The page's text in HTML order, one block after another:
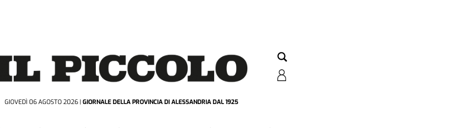
GIOVEDÌ 06 AGOSTO 2026 GIORNALE DELLA PROVINCIADI ALESSANDRIA DAL 1925